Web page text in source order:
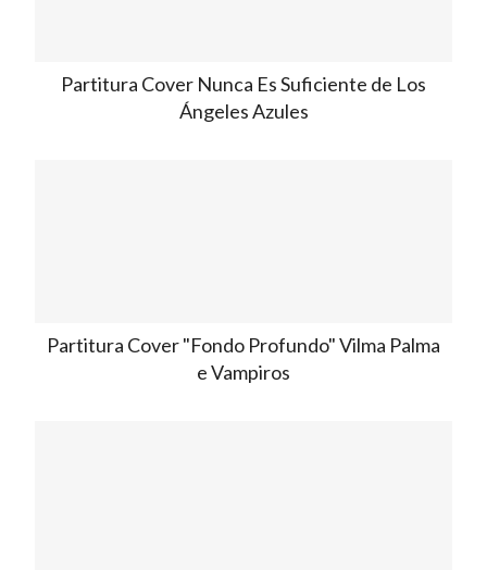
Partitura Cover Nunca Es Suficiente de Los
Ángeles Azules
Partitura Cover "Fondo Profundo" Vilma Palma
e Vampiros